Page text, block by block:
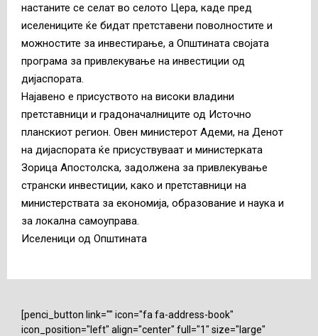
настаните се селат во селото Цера, каде пред
иселениците ќе бидат претставени поволностите и
можностите за инвестирање, а Општината својата
програма за привлекување на инвестиции од
дијаспората.
Најавено е присуството на високи владини
претставници и градоначалниците од Источно
планскиот регион. Овен министерот Адеми, на Денот
на дијаспората ќе присуствуваат и министерката
Зорица Апостолска, задолжена за привлекување
странски инвестиции, како и претставници на
министерствата за економија, образование и наука и
за локална самоуправа.
Иселеници од Општината
[penci_button link="" icon="fa fa-address-book"
icon_position="left" align="center" full="1" size="large"